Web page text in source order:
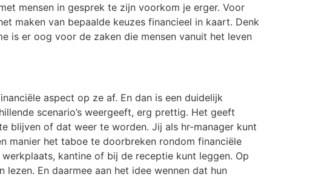
mensen in gesprek te zijn voorkom je erger. Voor
maken van bepaalde keuzes financieel in kaart. Denk
is er oog voor de zaken die mensen vanuit het leven
aspect op ze af. En dan is een duidelijk
scenario’s weergeeft, erg prettig. Het geeft
blijven of dat weer te worden. Jij als hr-manager kunt
manier het taboe te doorbreken rondom financiële
kantine of bij de receptie kunt leggen. Op
En daarmee aan het idee wennen dat hun